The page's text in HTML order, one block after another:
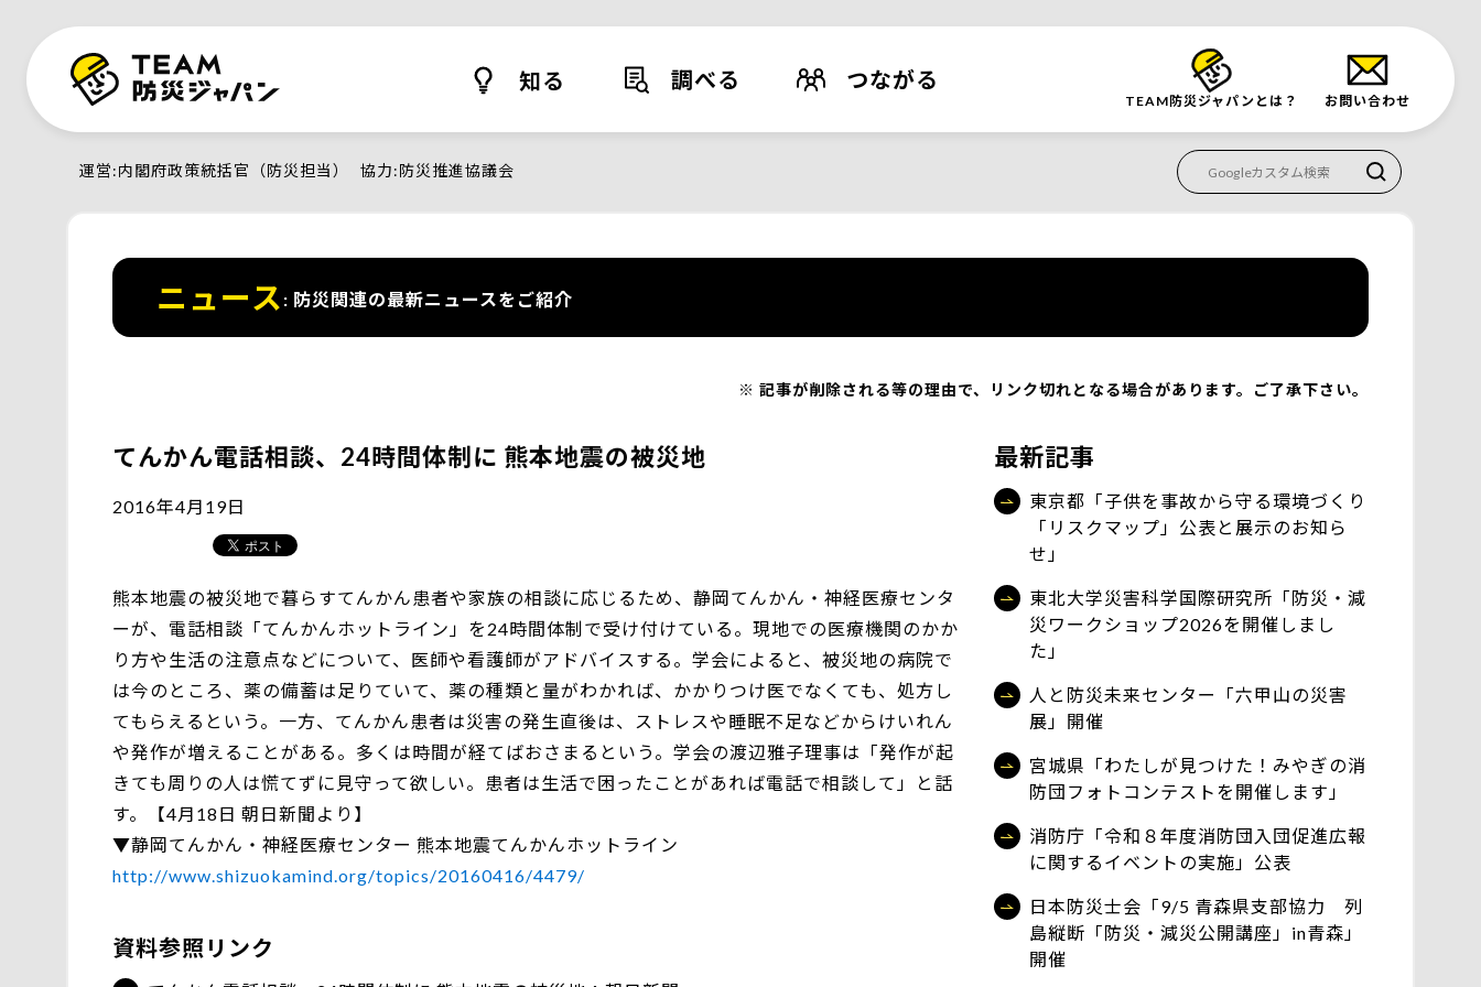
知る 調べる つながる
TEAM防災ジャパンとは？ お問い合わせ
運営 内閣府政策統括官（防災担当） 協力 防災推進協議会
ニュース 防災関連の最新ニュースをご紹介
記事が削除される等の理由で、リンク切れとなる場合があります。ご了承下さい。
てんかん電話相談、24時間体制に 熊本地震の被災地
2016年4月19日
熊本地震の被災地で暮らすてんかん患者や家族の相談に応じるため、静岡てんかん・神経医療センタ
ーが、電話相談「てんかんホットライン」を24時間体制で受け付けている。現地での医療機関のかか
り方や生活の注意点などについて、医師や看護師がアドバイスする。学会によると、被災地の病院で
は今のところ、薬の備蓄は足りていて、薬の種類と量がわかれば、かかりつけ医でなくても、処方し
てもらえるという。一方、てんかん患者は災害の発生直後は、ストレスや睡眠不足などからけいれん
や発作が増えることがある。多くは時間が経てばおさまるという。学会の渡辺雅子理事は「発作が起
きても周りの人は慌てずに見守って欲しい。患者は生活で困ったことがあれば電話で相談して」と話
す。【4月18日 朝日新聞より】
▼静岡てんかん・神経医療センター 熊本地震てんかんホットライン
http://www.shizuokamind.org/topics/20160416/4479/
資料参照リンク
最新記事
東京都「子供を事故から守る環境づくり
「リスクマップ」公表と展示のお知ら
せ」
東北大学災害科学国際研究所「防災・減
災ワークショップ2026を開催しまし
た」
人と防災未来センター「六甲山の災害
展」開催
宮城県「わたしが見つけた！みやぎの消
防団フォトコンテストを開催します」
消防庁「令和８年度消防団入団促進広報
に関するイベントの実施」公表
日本防災士会「9/5 青森県支部協力 列
島縦断「防災・減災公開講座」in青森」
開催